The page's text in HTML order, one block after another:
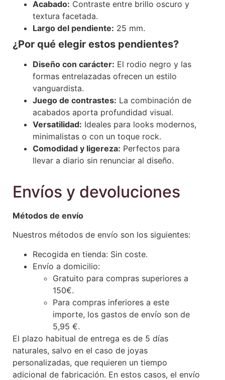
Acabado: Contraste entre brillo oscuro y
textura facetada.
Largo del pendiente: 25 mm.
¿Por qué elegir estos pendientes?
Diseño con carácter: El rodio negro y las
formas entrelazadas ofrecen un estilo
vanguardista.
Juego de contrastes: La combinación de
acabados aporta profundidad visual.
Versatilidad: Ideales para looks modernos,
minimalistas o con un toque rock.
Comodidad y ligereza: Perfectos para
llevar a diario sin renunciar al diseño.
Envíos y devoluciones
Métodos de envío
Nuestros métodos de envío son los siguientes:
Recogida en tienda: Sin coste.
Envío a domicilio:
Gratuito para compras superiores a
150€.
Para compras inferiores a este
importe, los gastos de envío son de
5,95 €.
El plazo habitual de entrega es de 5 días
naturales, salvo en el caso de joyas
personalizadas, que requieren un tiempo
adicional de fabricación. En estos casos, el envío